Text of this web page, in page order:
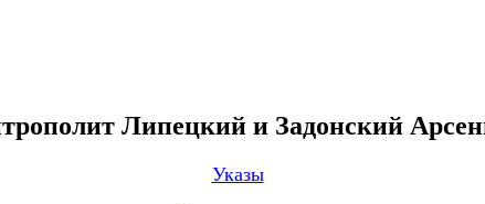
Липецкий и Задонский
Указы